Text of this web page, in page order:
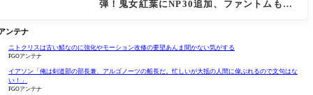
弾！鬼女紅葉にNP30追加、ファントムも大
ンテナ
ニトクリスは古い鯖なのに強化やモーション改修の要望あんま聞かない気がする
FGOアンテナ
イアソン「俺は剣道部の部長兼、アルゴノーツの船長だ。忙しいが大抵の人間に偉ぶれるので文句はな
い！」
FGOアンテナ